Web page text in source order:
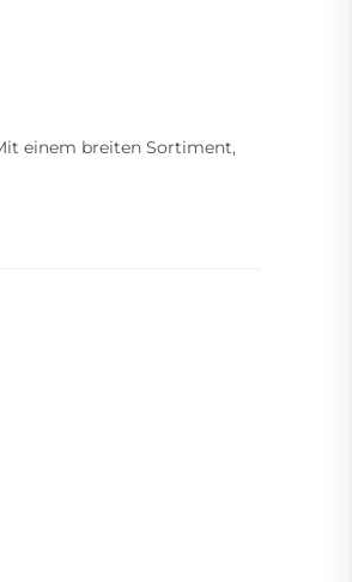
einem breiten Sortiment,